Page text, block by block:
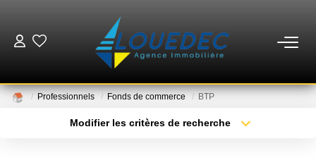
Professionnels Fonds de commerce BTP
Modifier les critères de recherche